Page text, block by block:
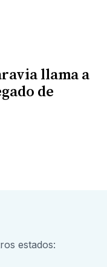
llama a
de
estados: